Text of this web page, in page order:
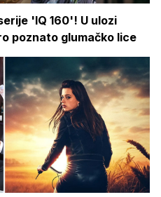
'IQ 160'! U ulozi
poznato glumačko lice